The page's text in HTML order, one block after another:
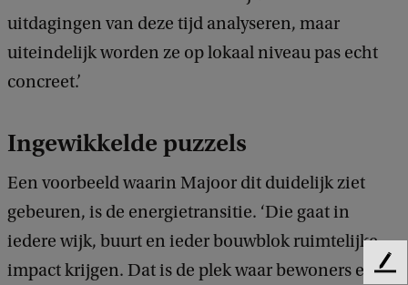
uitdagingen van deze tijd analyseren, maar
uiteindelijk worden ze op lokaal niveau pas echt
concreet.’
Ingewikkelde puzzels
Een voorbeeld waarin Majoor dit duidelijk ziet
gebeuren, is de energietransitie. ‘Die gaat in
iedere wijk, buurt en ieder bouwblok ruimtelijke
impact krijgen. Dat is de plek waar bewoners en F